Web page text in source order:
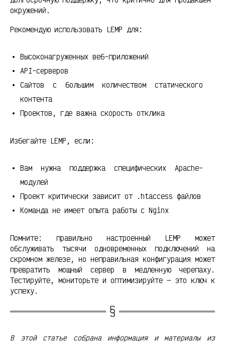
окружений.
Рекомендую использовать LEMP для:
Высоконагруженных веб-приложений
API-серверов
Сайтов с большим количеством статического
контента
Проектов, где важна скорость отклика
Избегайте LEMP, если:
Вам нужна поддержка специфических Apache-
модулей
Проект критически зависит от .htaccess файлов
Команда не имеет опыта работы с Nginx
Помните: правильно настроенный LEMP может
обслуживать тысячи одновременных подключений на
скромном железе, но неправильная конфигурация может
превратить мощный сервер в медленную черепаху.
Тестируйте, мониторьте и оптимизируйте — это ключ к
успеху.
В этой статье собрана информация и материалы из